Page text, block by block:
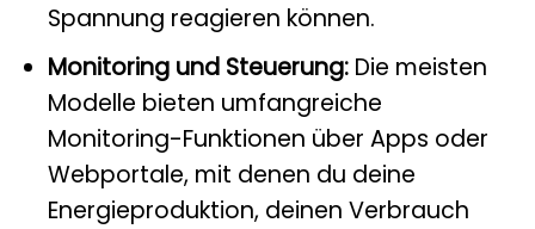
Spannung reagieren können.
Monitoring und Steuerung:Die meisten
Modelle bieten umfangreiche
Monitoring-Funktionen über Apps oder
Webportale, mit denen du deine
Energieproduktion, deinen Verbrauch